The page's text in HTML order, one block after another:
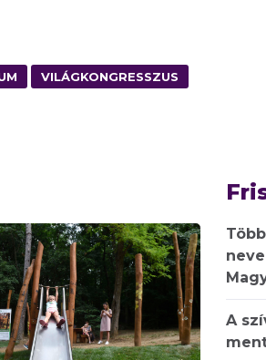
VILÁGKONGRESSZUS
A